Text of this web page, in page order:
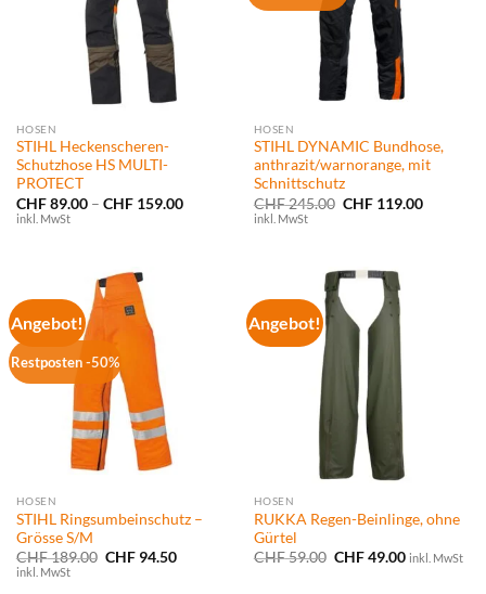
HOSEN
STIHL Heckenscheren-
Schutzhose HS MULTI-
PROTECT
CHF89.00 – CHF159.00Preisspanne:
inkl. MwSt
HOSEN
STIHL DYNAMIC Bundhose,
anthrazit/warnorange, mit
Schnittschutz
CHF245.00 Ursprünglicher
CHF119.00Aktueller
inkl. MwSt
Angebot!
Restposten -50%
HOSEN
STIHL Ringsumbeinschutz –
Grösse S/M
CHF189.00 Ursprünglicher
CHF94.50Aktueller
inkl. MwSt
Angebot!
HOSEN
RUKKA Regen-Beinlinge, ohne
Gürtel
CHF59.00 Ursprünglicher
CHF49.00Aktueller
inkl. MwSt